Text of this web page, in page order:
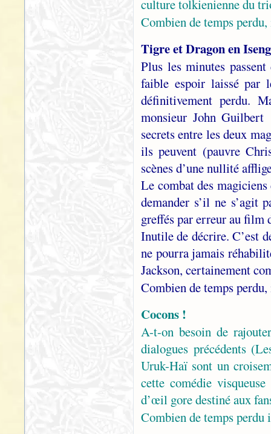
culture tolkienienne du
Combien de temps
Tigre et Dragon en
Plus les minutes
faible espoir laissé par
définitivement perdu.
monsieur John Guilbert
secrets entre les deux
ils peuvent (pauvre
scènes d’une nullité
Le combat des
demander s’il ne s’agit
greffés par erreur au film
Inutile de décrire. C’est
ne pourra jamais
Jackson, certainement
Combien de temps
Cocons !
A-t-on besoin de
dialogues précédents
Uruk-Haï sont un
cette comédie
d’œil gore destiné aux
Combien de temps